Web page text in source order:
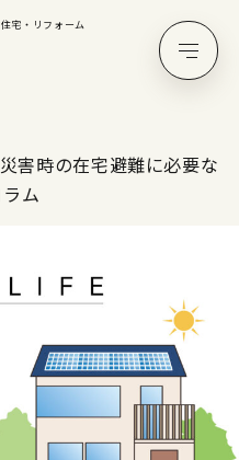
宅・リフォーム
災害時の在宅避難に必要な
ム